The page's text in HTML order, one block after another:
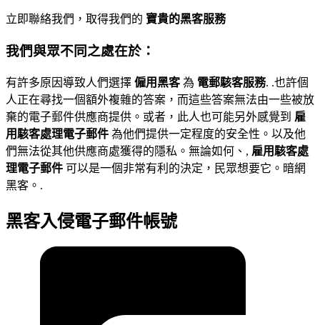
立即聯絡我們，取得我們的 寶貴的黑客服務
我們與眾不同之處在於：
有許多原因導致人們選擇 僱用黑客為 電郵駭客服務. .也許個
人正在尋找一個額外複雜的答案，而這些答案無法由一些被放
棄的電子郵件供應商提供。或者，此人也可能另外感覺到 雇
用駭客處理電子郵件 為他們提供一定程度的安全性。以及他
們無法從其他供應商處獲得的隱私。無論如何、, 雇用駭客處
理電子郵件 可以是一個非常有利的決定，民眾想要它。暗網
黑客。.
黑客入侵電子郵件帳號